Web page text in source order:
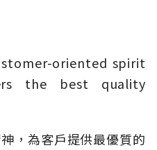
oriented spirit
the best quality
，為客戶提供最優質的